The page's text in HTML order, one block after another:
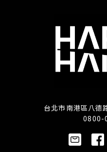
台北市南港區八德
0800-